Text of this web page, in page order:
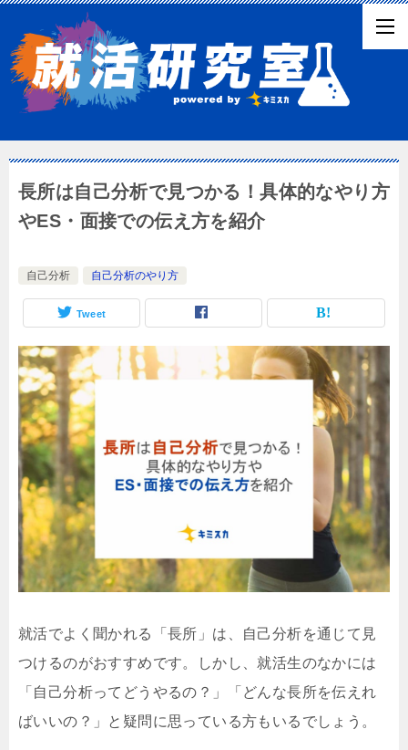
長所は自己分析で見つかる！具体的なやり方
やES・面接での伝え方を紹介
自己分析 自己分析のやり方
Tweet
就活でよく聞かれる「長所」は、自己分析を通じて見
つけるのがおすすめです。しかし、就活生のなかには
「自己分析ってどうやるの？」「どんな長所を伝えれ
ばいいの？」と疑問に思っている方もいるでしょう。